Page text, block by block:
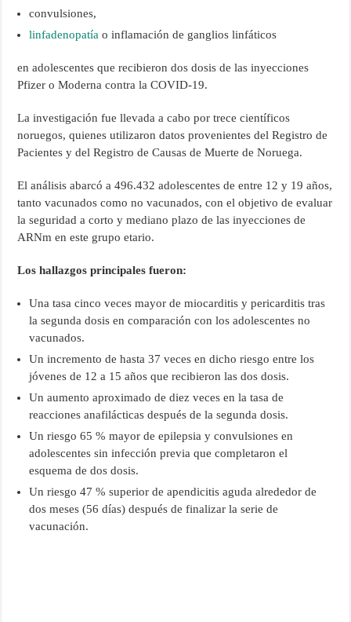
convulsiones,
linfadenopatíao inflamación de ganglios linfáticos
en adolescentes que recibieron dos dosis de las inyecciones
Pfizer o Moderna contra la COVID-19.
La investigación fue llevada a cabo por trece científicos
noruegos, quienes utilizaron datos provenientes del Registro de
Pacientes y del Registro de Causas de Muerte de Noruega.
El análisis abarcó a 496.432 adolescentes de entre 12 y 19 años,
tanto vacunados como no vacunados, con el objetivo de evaluar
la seguridad a corto y mediano plazo de las inyecciones de
ARNm en este grupo etario.
Los hallazgos principales fueron:
Una tasa cinco veces mayor de miocarditis y pericarditis tras
la segunda dosis en comparación con los adolescentes no
vacunados.
Un incremento de hasta 37 veces en dicho riesgo entre los
jóvenes de 12 a 15 años que recibieron las dos dosis.
Un aumento aproximado de diez veces en la tasa de
reacciones anafilácticas después de la segunda dosis.
Un riesgo 65 % mayor de epilepsia y convulsiones en
adolescentes sin infección previa que completaron el
esquema de dos dosis.
Un riesgo 47 % superior de apendicitis aguda alrededor de
dos meses (56 días) después de finalizar la serie de
vacunación.